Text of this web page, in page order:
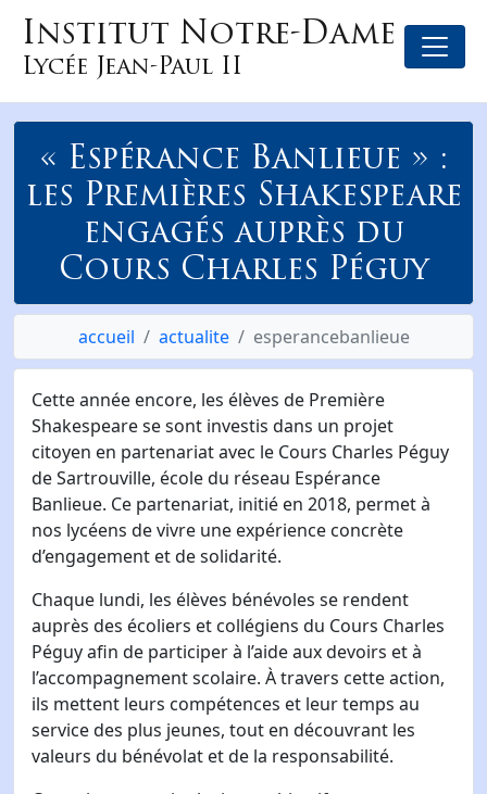
Institut Notre-Dame
Lycée Jean-Paul II
« Espérance Banlieue » :
les Premières Shakespeare
engagés auprès du
Cours Charles Péguy
accueil actualite esperancebanlieue
Cette année encore, les élèves de Première
Shakespeare se sont investis dans un projet
citoyen en partenariat avec le Cours Charles Péguy
de Sartrouville, école du réseau Espérance
Banlieue. Ce partenariat, initié en 2018, permet à
nos lycéens de vivre une expérience concrète
d’engagement et de solidarité.
Chaque lundi, les élèves bénévoles se rendent
auprès des écoliers et collégiens du Cours Charles
Péguy afin de participer à l’aide aux devoirs et à
l’accompagnement scolaire. À travers cette action,
ils mettent leurs compétences et leur temps au
service des plus jeunes, tout en découvrant les
valeurs du bénévolat et de la responsabilité.